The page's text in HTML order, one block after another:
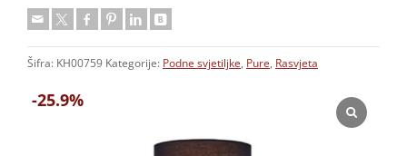
-25.9%
Šifra: KH00759 Kategorije: Podne svjetiljke Pure Rasvjeta